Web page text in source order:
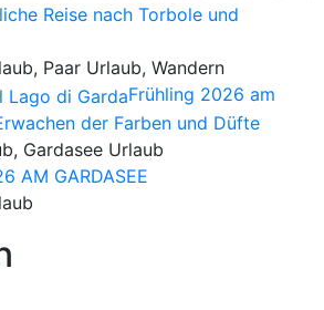
Reise nach Torbole und
Paar Urlaub, Wandern
Frühling 2026 am
der Farben und Düfte
Gardasee Urlaub
AM GARDASEE